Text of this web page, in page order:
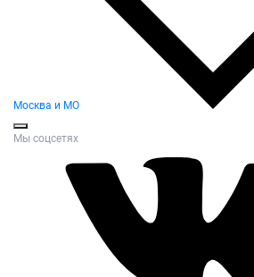
Москва и МО
Мы соцсетях